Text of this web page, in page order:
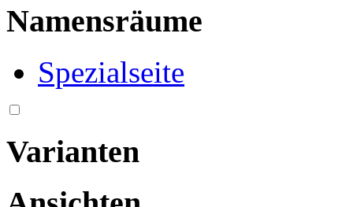
Namensräume
Spezialseite
Varianten